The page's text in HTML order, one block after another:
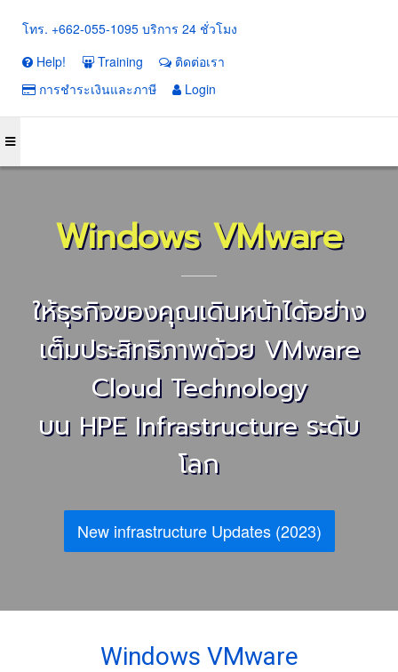
โทร. +662-055-1095 บริการ 24 ชั่วโมง
Help!
Training
ติดต่อเรา
การชำระเงินและภาษี
Login
Windows VMware
ให้ธุรกิจของคุณเดินหน้าได้อย่าง
เต็มประสิทธิภาพด้วย VMware
Cloud Technology
บน HPE Infrastructure ระดับ
โลก
New infrastructure Updates (2023)
Windows VMware